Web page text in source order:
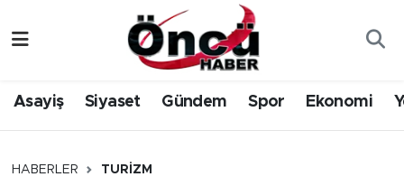
Asayiş Siyaset Gündem Spor Ekonomi
HABERLER TURIZM
Gündem
Sağlık & Çevre
Düzce Nöbetçi Eczaneler
Düzce Hava Durumu
Düzce Namaz Vakitleri